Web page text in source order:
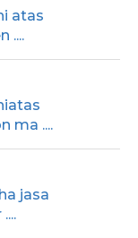
atas
....
ma ....
jasa